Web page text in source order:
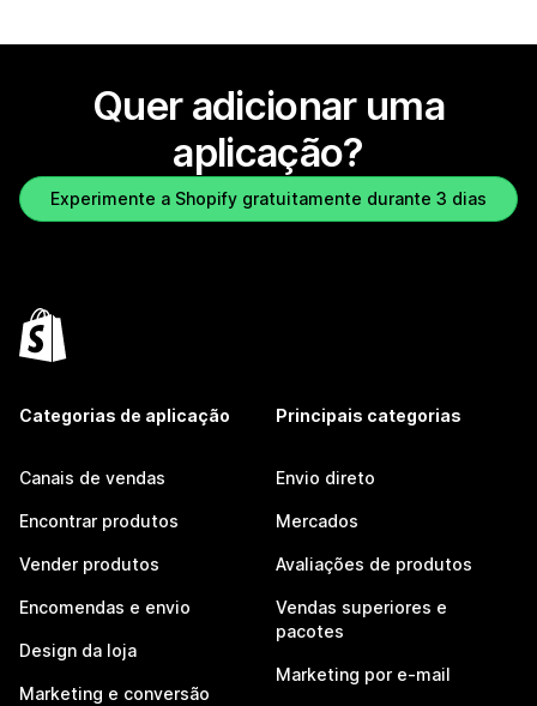
Quer adicionar uma
aplicação?
Experimente a Shopify gratuitamente durante 3 dias
Categorias de aplicação
Canais de vendas
Encontrar produtos
Vender produtos
Encomendas e envio
Design da loja
Marketing e conversão
Principais categorias
Envio direto
Mercados
Avaliações de produtos
Vendas superiores e
pacotes
Marketing por e-mail